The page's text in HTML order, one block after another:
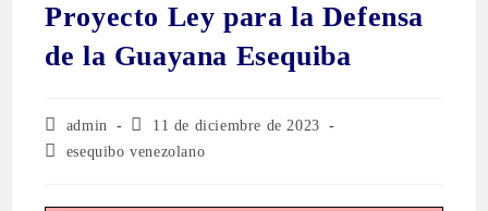
Proyecto Ley para la Defensa
de la Guayana Esequiba
admin
11 de diciembre de 2023
esequibo venezolano